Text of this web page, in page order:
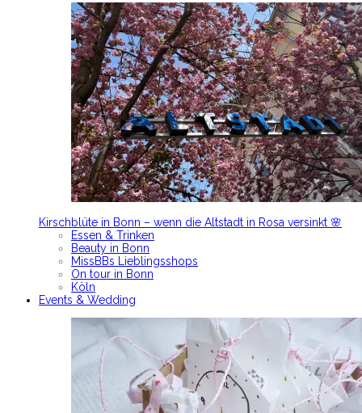
Kirschblüte in Bonn – wenn die Altstadt in Rosa versinkt 🌸
Essen & Trinken
Beauty in Bonn
MissBBs Lieblingsshops
On tour in Bonn
Köln
Events & Wedding